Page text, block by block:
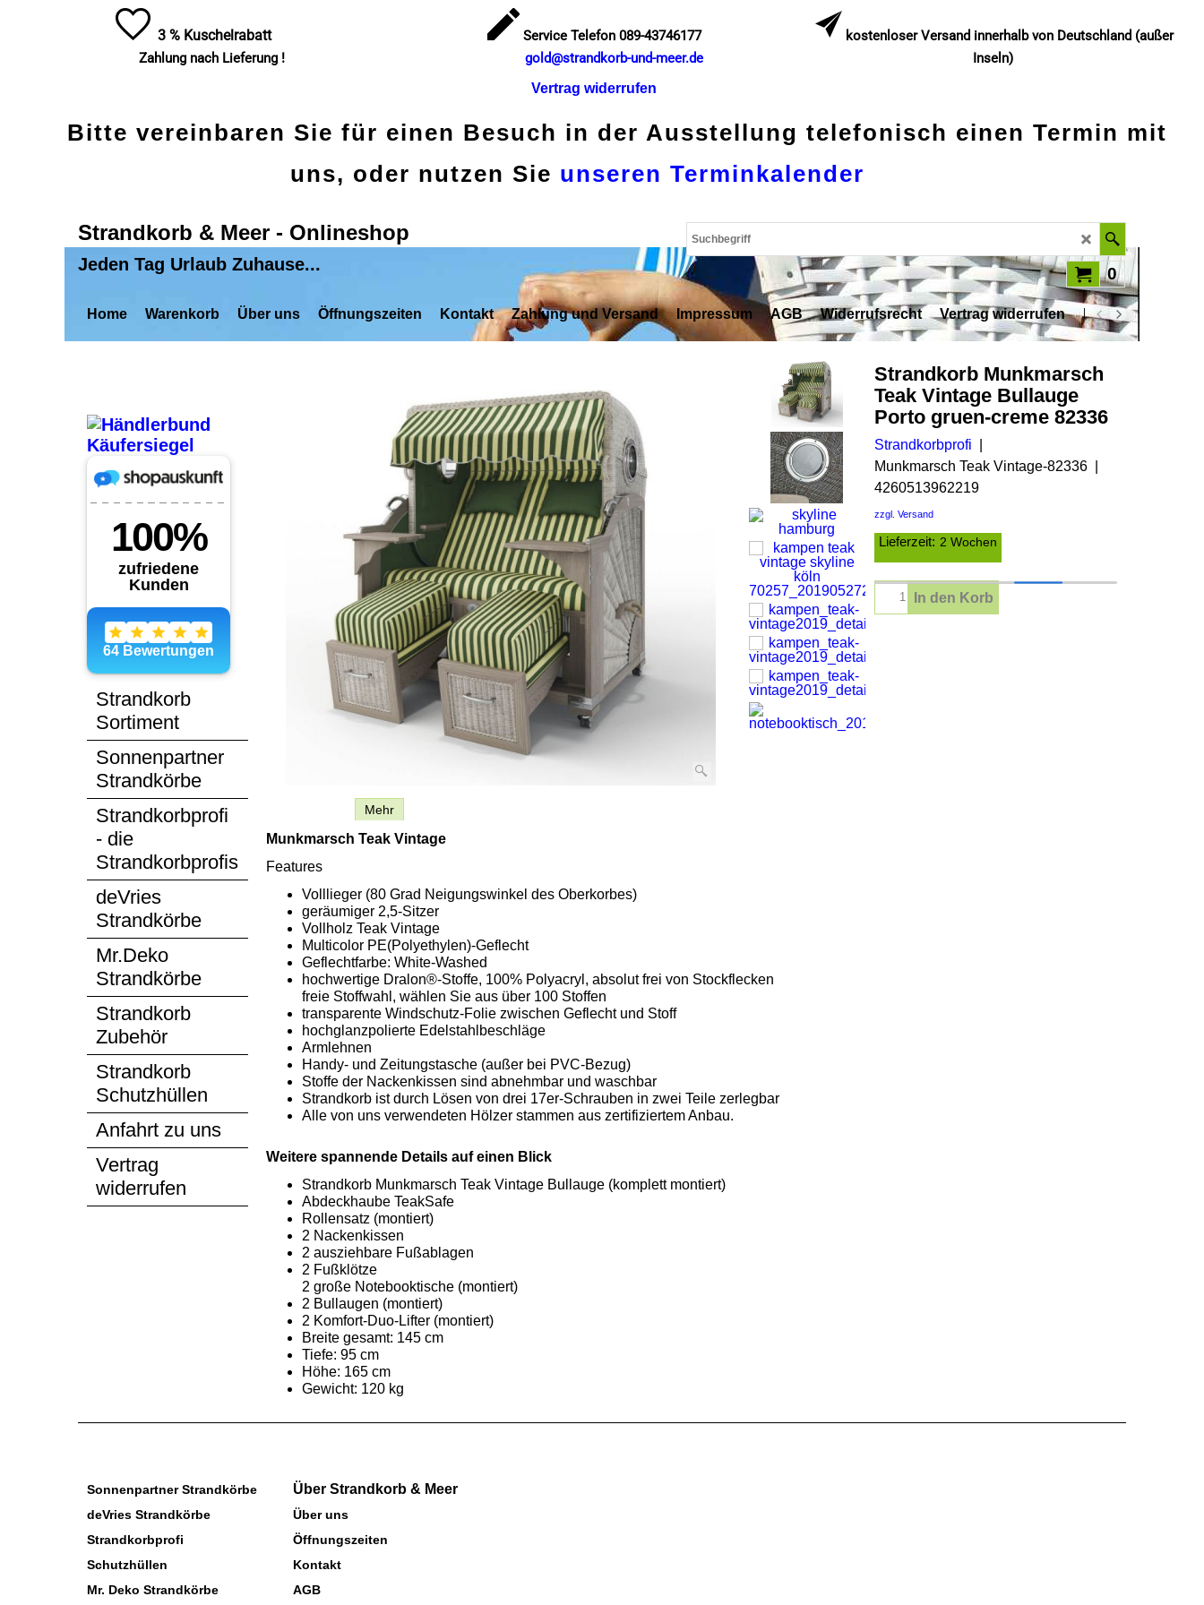
3 % Kuschelrabatt
Zahlung nach Lieferung !
Service Telefon 089-43746177
gold@strandkorb-und-meer.de
Vertrag widerrufen
kostenloser Versand innerhalb von Deutschland (außer
Inseln)
Bitte vereinbaren Sie für einen Besuch in der Ausstellung telefonisch einen Termin mit
uns, oder nutzen Sie unseren Terminkalender
Strandkorb & Meer - Onlineshop
Jeden Tag Urlaub Zuhause... 0
Home Warenkorb Über uns Öffnungszeiten Kontakt Zahlung und Versand Impressum AGB Widerrufsrecht Vertrag widerrufen Datenschutz
Strandkorb
Sortiment
Sonnenpartner
Strandkörbe
Strandkorbprofi
- die
Strandkorbprofis
deVries
Strandkörbe
Mr.Deko
Strandkörbe
Strandkorb
Zubehör
Strandkorb
Schutzhüllen
Anfahrt zu uns
Vertrag
widerrufen
Strandkorb Munkmarsch
Teak Vintage Bullauge
Porto gruen-creme 82336
Strandkorbprofi
Munkmarsch Teak Vintage-82336
4260513962219
zzgl. Versand
Lieferzeit: 2 Wochen
In den Korb
Mehr
Munkmarsch Teak Vintage
Features
Volllieger (80 Grad Neigungswinkel des Oberkorbes)
geräumiger 2,5-Sitzer
Vollholz Teak Vintage
Multicolor PE(Polyethylen)-Geflecht
Geflechtfarbe: White-Washed
hochwertige Dralon®-Stoffe, 100% Polyacryl, absolut frei von Stockflecken
freie Stoffwahl, wählen Sie aus über 100 Stoffen
transparente Windschutz-Folie zwischen Geflecht und Stoff
hochglanzpolierte Edelstahlbeschläge
Armlehnen
Handy- und Zeitungstasche (außer bei PVC-Bezug)
Stoffe der Nackenkissen sind abnehmbar und waschbar
Strandkorb ist durch Lösen von drei 17er-Schrauben in zwei Teile zerlegbar
Alle von uns verwendeten Hölzer stammen aus zertifiziertem Anbau.
Weitere spannende Details auf einen Blick
Strandkorb Munkmarsch Teak Vintage Bullauge (komplett montiert)
Abdeckhaube TeakSafe
Rollensatz (montiert)
2 Nackenkissen
2 ausziehbare Fußablagen
2 Fußklötze
2 große Notebooktische (montiert)
2 Bullaugen (montiert)
2 Komfort-Duo-Lifter (montiert)
Breite gesamt: 145 cm
Tiefe: 95 cm
Höhe: 165 cm
Gewicht: 120 kg
Sonnenpartner Strandkörbe
deVries Strandkörbe
Strandkorbprofi
Schutzhüllen
Mr. Deko Strandkörbe
Über Strandkorb & Meer
Über uns
Öffnungszeiten
Kontakt
AGB